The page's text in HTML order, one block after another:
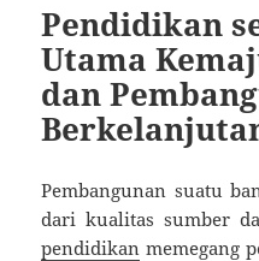
Pendidikan
Utama
dan
Pembangunan suatu
dari kualitas sumber
pendidikan memegang